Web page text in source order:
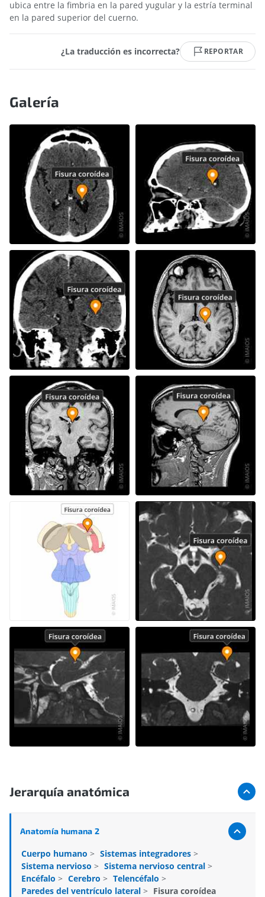
ubica entre la fimbria en la pared yugular y la estría terminal
en la pared superior del cuerno.
¿La traducción es incorrecta? REPORTAR
Galería
Jerarquía anatómica
Anatomía humana 2
Cuerpo humano > Sistemas integradores >
Sistema nervioso > Sistema nervioso central >
Encéfalo > Cerebro > Telencéfalo >
Paredes del ventrículo lateral > Fisura coroídea